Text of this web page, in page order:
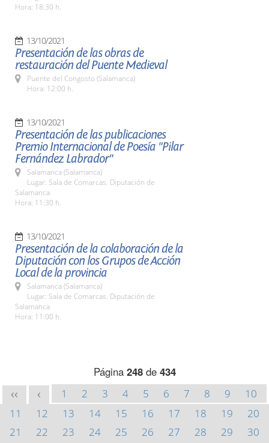
Hora: 18:30 h.
13/10/2021
Presentación de las obras de
restauración del Puente Medieval
Puente del Congosto (Salamanca)
Hora: 12:00 h.
13/10/2021
Presentación de las publicaciones
Premio Internacional de Poesía "Pilar
Fernández Labrador"
Salamanca (Salamanca)
Lugar: Sala de Comarcas. Diputación de
Salamanca
Hora: 11:30 h.
13/10/2021
Presentación de la colaboración de la
Diputación con los Grupos de Acción
Local de la provincia
Salamanca (Salamanca)
Lugar: Sala de Comarcas. Diputación de
Salamanca
Hora: 11:00 h.
Página 248de 434
<< < 1 2 3 4 5 6 7 8 9
10
11
12 13 14 15 16 17 18 19
20
21
22 23 24 25 26 27 28 29
30